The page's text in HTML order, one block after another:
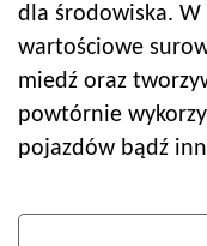
dla środowiska. W
wartościowe
miedź oraz
powtórnie
pojazdów bądź